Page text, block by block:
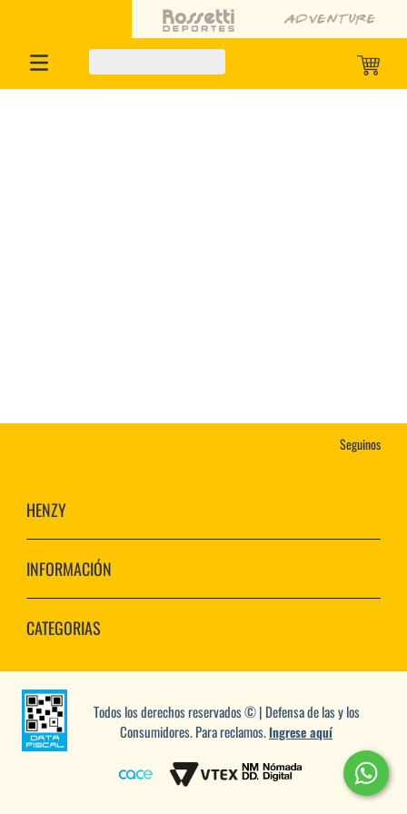
Seguinos
HENZY
INFORMACIÓN
CATEGORIAS
Todos los derechos reservados © | Defensa de las y los
Consumidores. Para reclamos.Ingrese aquí